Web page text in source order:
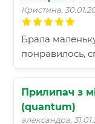
Кристина,
Брала
понравилось,
Прилипач з
(quantum)
александра,